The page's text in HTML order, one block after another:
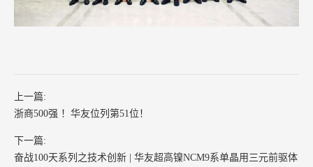
上一篇:
浙商500强 ！华友位列第51位！
下一篇:
奋战100天系列之技术创新 | 华友超高镍NCM9系单晶用三元前驱体